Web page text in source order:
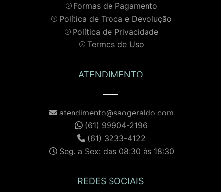
Formas de Pagamento
Política de Troca e Devolução
Política de Privacidade
Termos de Uso
ATENDIMENTO
atendimento@saogeraldo.com
(61) 99904-2196
(61) 3233-4122
Seg. a Sex: das 08:30 às 18:30
REDES SOCIAIS